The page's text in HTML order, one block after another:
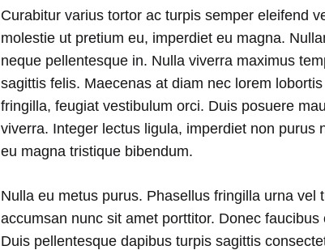
for
Flawless
Skin
AUGUST
2018
Curabitur varius tortor ac turpis semper eleifend
molestie ut pretium eu, imperdiet eu magna.
neque pellentesque in. Nulla viverra maximus
sagittis felis. Maecenas at diam nec lorem
fringilla, feugiat vestibulum orci. Duis posuere
viverra. Integer lectus ligula, imperdiet non purus
eu magna tristique bibendum.
Nulla eu metus purus. Phasellus fringilla urna
accumsan nunc sit amet porttitor. Donec
Duis pellentesque dapibus turpis sagittis